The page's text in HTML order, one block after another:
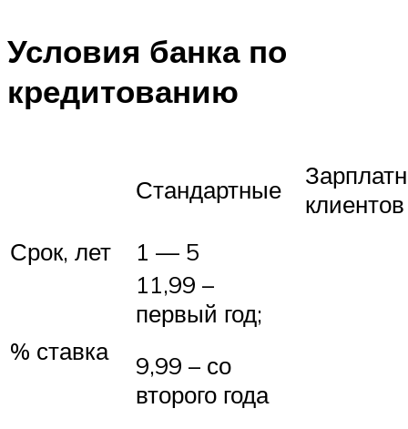
Условия банка по
кредитованию
Стандартные
клиентов
Срок, лет
1 — 5
% ставка
11,99 –
первый год;
9,99 – со
второго года